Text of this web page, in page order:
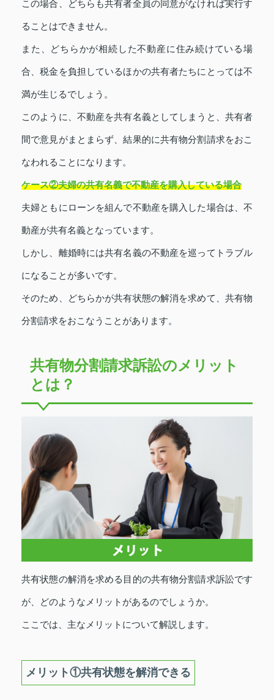
この場合、どちらも共有者全員の同意がなければ実行す
ることはできません。
また、どちらかが相続した不動産に住み続けている場
合、税金を負担しているほかの共有者たちにとっては不
満が生じるでしょう。
このように、不動産を共有名義としてしまうと、共有者
間で意見がまとまらず、結果的に共有物分割請求をおこ
なわれることになります。
ケース②夫婦の共有名義で不動産を購入している場合
夫婦ともにローンを組んで不動産を購入した場合は、不
動産が共有名義となっています。
しかし、離婚時には共有名義の不動産を巡ってトラブル
になることが多いです。
そのため、どちらかが共有状態の解消を求めて、共有物
分割請求をおこなうことがあります。
共有物分割請求訴訟のメリット
とは？
共有状態の解消を求める目的の共有物分割請求訴訟です
が、どのようなメリットがあるのでしょうか。
ここでは、主なメリットについて解説します。
メリット①共有状態を解消できる